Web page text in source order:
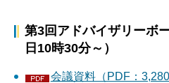
第3回アドバイザリーボ
日10時30分～）
会議資料（PDF：